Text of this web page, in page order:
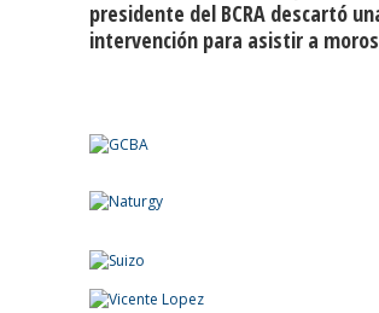
presidente del BCRA descartó
intervención para asistir a